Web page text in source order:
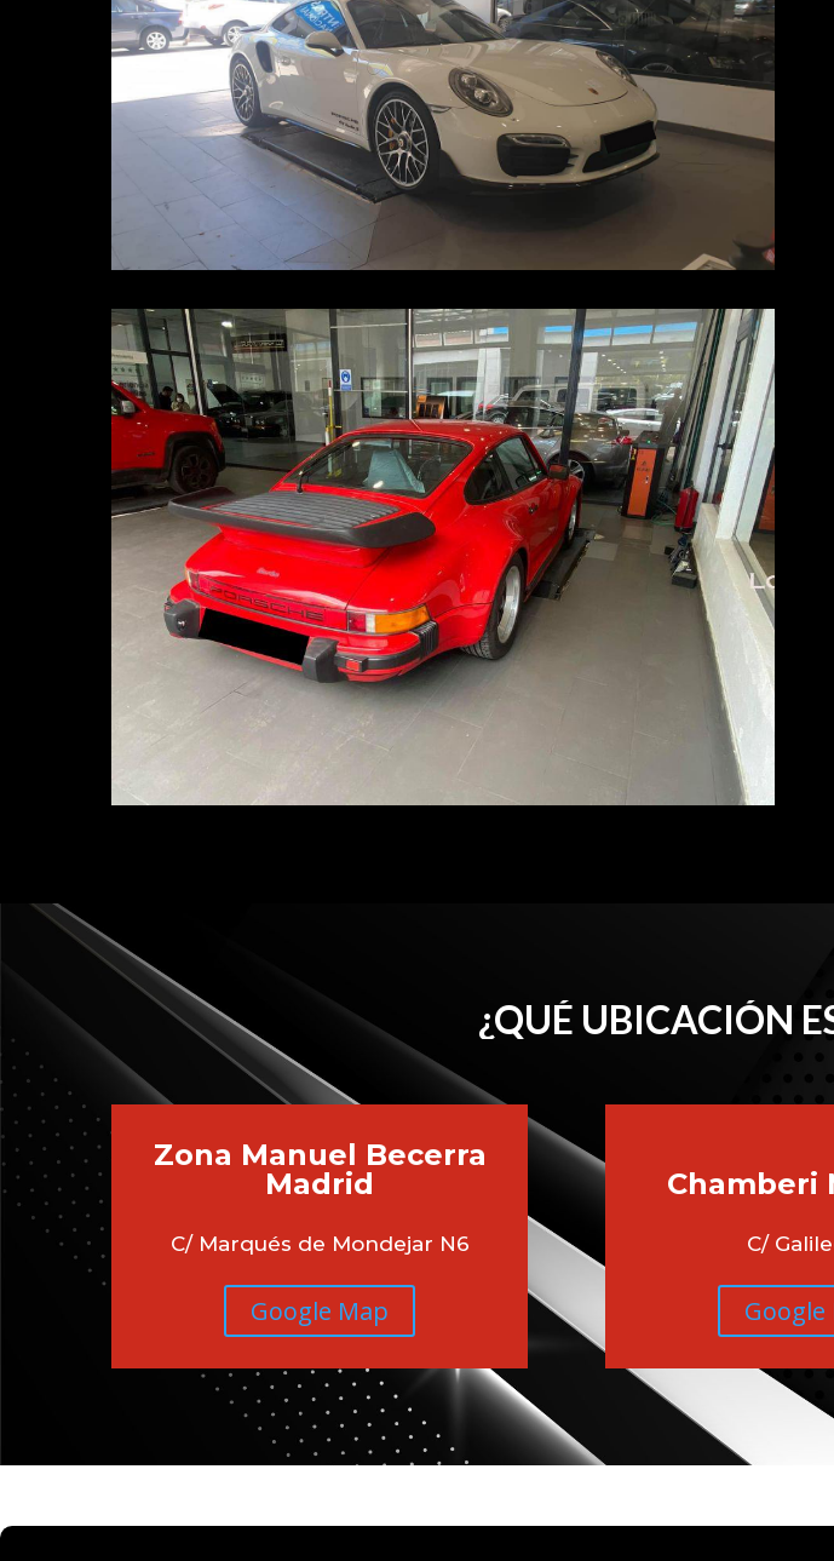
¿QUÉ UBICACIÓN
Zona Manuel Becerra
Madrid
C/ Marqués de Mondejar N6
Google Map
Chamberi
C/
Google